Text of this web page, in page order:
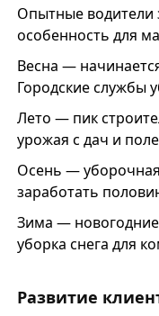
Опытные водители
особенность для
Весна —
Городские службы
Лето — пик
урожая с дач и
Осень —
заработать
Зима — новогодние
уборка снега для
Развитие